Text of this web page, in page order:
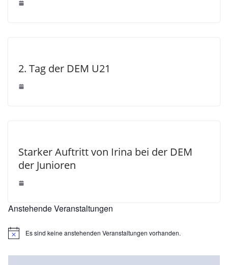
2. Tag der DEM U21
Starker Auftritt von Irina bei der DEM
der Junioren
Anstehende Veranstaltungen
H
Es sind keine anstehenden Veranstaltungen vorhanden.